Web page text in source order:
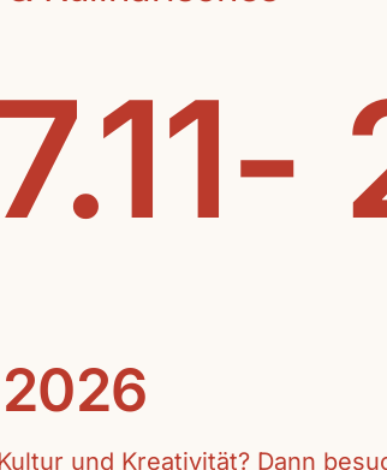
und Kreativität? Dann